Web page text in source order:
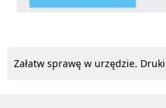
Załatw sprawę w urzędzie.